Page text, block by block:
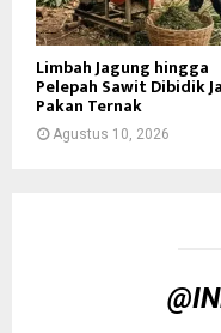
Limbah Jagung hingga
Pelepah Sawit Dibidik
Pakan Ternak
Agustus 10, 2026